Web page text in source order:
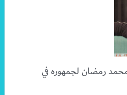
محمد رمضان لجمهوره في